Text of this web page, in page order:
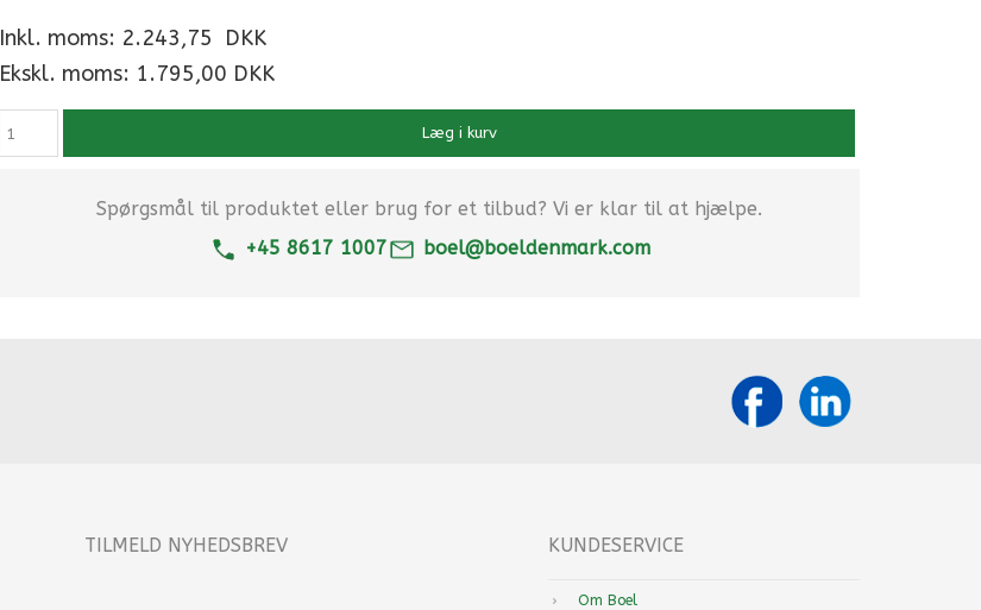
Inkl. moms: 2.243,75 DKK
Ekskl. moms: 1.795,00 DKK
Læg i kurv
Spørgsmål til produktet eller brug for et tilbud? Vi er klar til at hjælpe.
+45 8617 1007
boel@boeldenmark.com
TILMELD NYHEDSBREV KUNDESERVICE
Om Boel